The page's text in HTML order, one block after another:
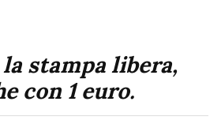
stampa libera,
con 1 euro.